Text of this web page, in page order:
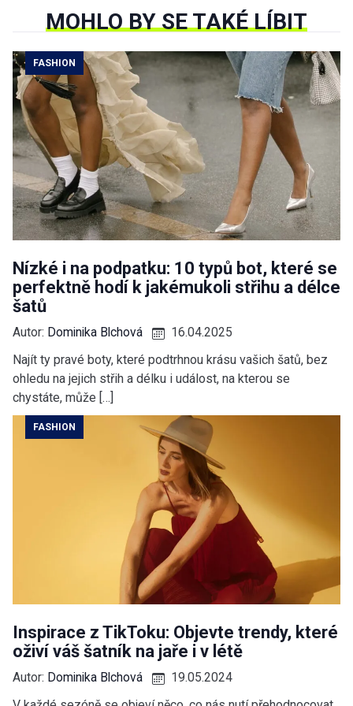
MOHLO BY SE TAKÉ LÍBIT
FASHION
Nízké i na podpatku: 10 typů bot, které se
perfektně hodí k jakémukoli střihu a délce
šatů
Autor: Dominika Blchová
16.04.2025
Najít ty pravé boty, které podtrhnou krásu vašich šatů, bez
ohledu na jejich střih a délku i událost, na kterou se
chystáte, může […]
FASHION
Inspirace z TikToku: Objevte trendy, které
oživí váš šatník na jaře i v létě
Autor: Dominika Blchová
19.05.2024